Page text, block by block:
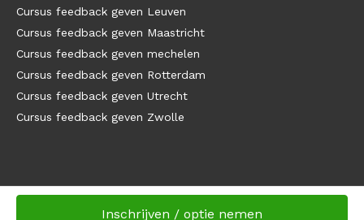
Inschrijven / optie nemen
Cursus feedback geven Leuven
Cursus feedback geven Maastricht
Cursus feedback geven mechelen
Cursus feedback geven Rotterdam
Cursus feedback geven Utrecht
Cursus feedback geven Zwolle
Tijdwinst.com Website door Bonsai media